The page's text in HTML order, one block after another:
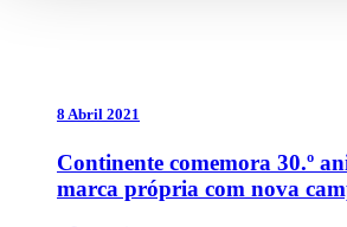
8 Abril 2021
Continente comemora 30.º
marca própria com nova